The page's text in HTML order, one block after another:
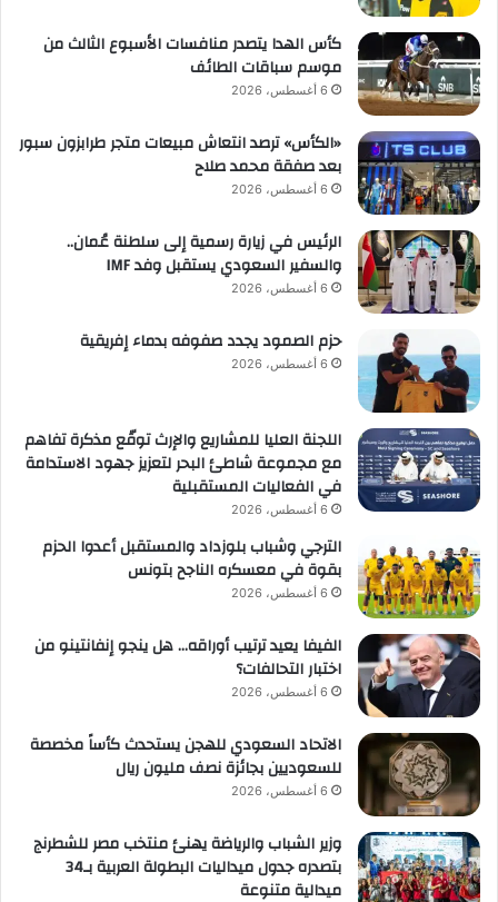
كأس الهدا يتصدر منافسات الأسبوع الثالث من
موسم سباقات الطائف
6 أغسطس، 2026
«الكأس» ترصد انتعاش مبيعات متجر طرابزون سبور
بعد صفقة محمد صلاح
6 أغسطس، 2026
الرئيس في زيارة رسمية إلى سلطنة عُمان..
والسفير السعودي يستقبل وفد IMF
6 أغسطس، 2026
حزم الصمود يجدد صفوفه بدماء إفريقية
6 أغسطس، 2026
اللجنة العليا للمشاريع والإرث توقّع مذكرة تفاهم
مع مجموعة شاطئ البحر لتعزيز جهود الاستدامة
في الفعاليات المستقبلية
6 أغسطس، 2026
الترجي وشباب بلوزداد والمستقبل أعدوا الحزم
بقوة في معسكره الناجح بتونس
6 أغسطس، 2026
الفيفا يعيد ترتيب أوراقه… هل ينجو إنفانتينو من
اختبار التحالفات؟
6 أغسطس، 2026
الاتحاد السعودي للهجن يستحدث كأساً مخصصة
للسعوديين بجائزة نصف مليون ريال
6 أغسطس، 2026
وزير الشباب والرياضة يهنئ منتخب مصر للشطرنج
بتصدره جدول ميداليات البطولة العربية بـ34
ميدالية متنوعة